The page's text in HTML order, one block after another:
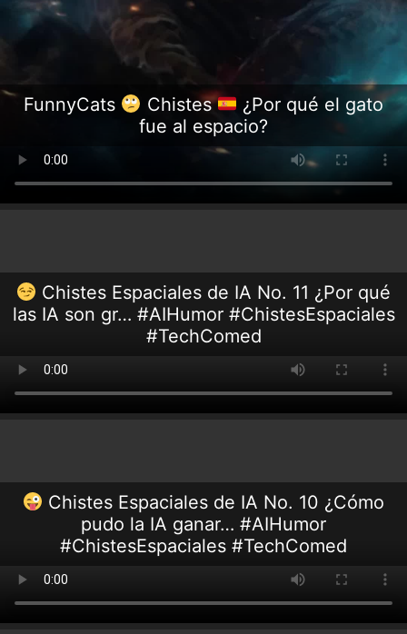
FunnyCats Chistes
¿Por qué el gato
fue al espacio?
Chistes Espaciales de IA No. 11 ¿Por qué
las IA son gr… #AIHumor #ChistesEspaciales
#TechComed
Chistes Espaciales de IA No. 10 ¿Cómo
pudo la IA ganar… #AIHumor
#ChistesEspaciales #TechComed